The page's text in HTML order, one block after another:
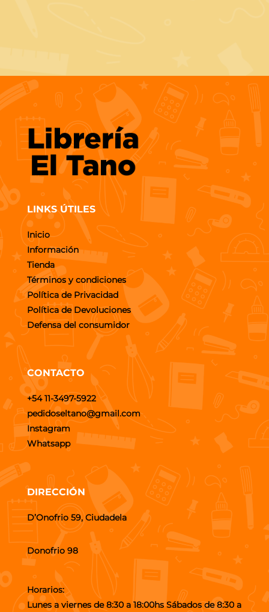
LINKS ÚTILES
Inicio
Información
Tienda
Términos y condiciones
Política de Privacidad
Política de Devoluciones
Defensa del consumidor
CONTACTO
+54 11-3497-5922
pedidoseltano@gmail.com
Instagram
Whatsapp
DIRECCIÓN
D’Onofrio 59, Ciudadela
Donofrio 98
Horarios:
Lunes a viernes de 8:30 a 18:00hs Sábados de 8:30 a